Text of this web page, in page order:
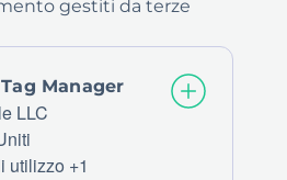
gestiti da terze
Manager
LLC
utilizzo +1